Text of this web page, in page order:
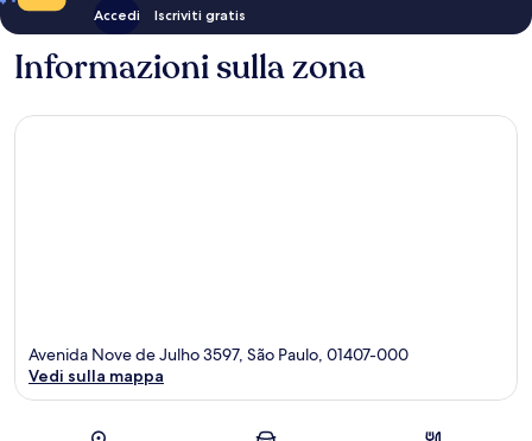
Accedi Iscriviti gratis
Informazioni sulla zona
Avenida Nove de Julho 3597, São Paulo, 01407-000
Vedi sulla mappa